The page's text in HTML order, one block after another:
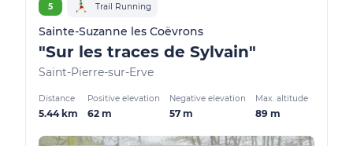
5 Trail Running
Sainte-Suzanne les Coëvrons
"Sur les traces de Sylvain"
Saint-Pierre-sur-Erve
Distance
5.44 km
Positive elevation
62 m
Negative elevation
57 m
Max. altitude
89 m